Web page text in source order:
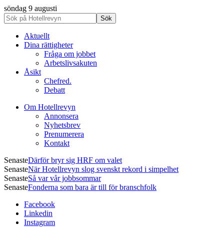
söndag 9 augusti
Aktuellt
Dina rättigheter
Fråga om jobbet
Arbetslivsakuten
Åsikt
Chefred.
Debatt
Om Hotellrevyn
Annonsera
Nyhetsbrev
Prenumerera
Kontakt
SenasteDärför bryr sig HRF om valet
SenasteNär Hotellrevyn slog svenskt rekord i simpelhet
SenasteSå var vår jobbsommar
SenasteFonderna som bara är till för branschfolk
Facebook
Linkedin
Instagram